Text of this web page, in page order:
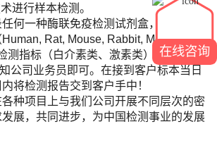
进行样本检测。
何一种酶联免疫检测试剂盒，您只需将
Rat, Mouse, Rabbit, Monkey,
指标（白介素类、激素类）及标本数
公司业务员即可。在接到客户标本当日
将检测报告交到客户手中！
种项目上与我们公司开展不同层次的密
展，共同进步，为中国检测事业的发展
在线咨询